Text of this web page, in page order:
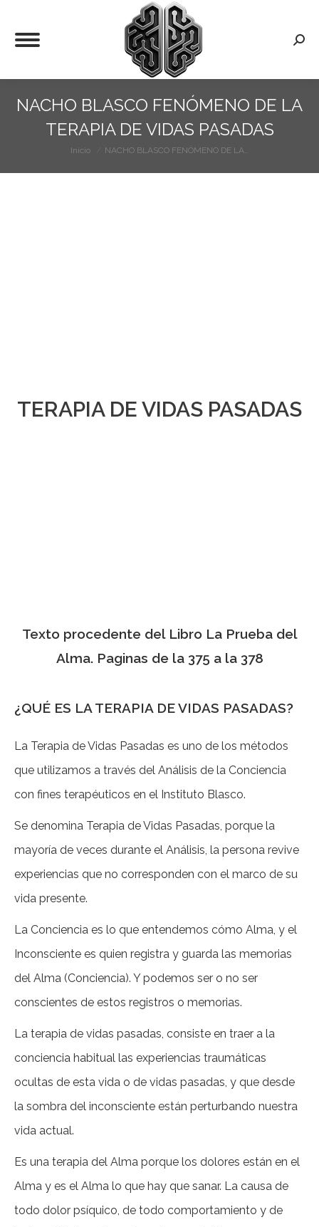
NACHO BLASCO FENÓMENO DE LA
TERAPIA DE VIDAS PASADAS
Estás aquí:
Inicio NACHO BLASCO FENÓMENO DE LA…
TERAPIA DE VIDAS PASADAS
Texto procedente del Libro La Prueba del
Alma. Paginas de la 375 a la 378
¿QUÉ ES LA TERAPIA DE VIDAS PASADAS?
La Terapia de Vidas Pasadas es uno de los métodos
que utilizamos a través del Análisis de la Conciencia
con fines terapéuticos en el Instituto Blasco.
Se denomina Terapia de Vidas Pasadas, porque la
mayoría de veces durante el Análisis, la persona revive
experiencias que no corresponden con el marco de su
vida presente.
La Conciencia es lo que entendemos cómo Alma, y el
Inconsciente es quien registra y guarda las memorias
del Alma (Conciencia). Y podemos ser o no ser
conscientes de estos registros o memorias.
La terapia de vidas pasadas, consiste en traer a la
conciencia habitual las experiencias traumáticas
ocultas de esta vida o de vidas pasadas, y que desde
la sombra del inconsciente están perturbando nuestra
vida actual.
Es una terapia del Alma porque los dolores están en el
Alma y es el Alma lo que hay que sanar. La causa de
todo dolor psíquico, de todo comportamiento y de